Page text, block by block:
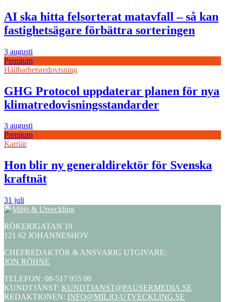
AI ska hitta felsorterat matavfall – så kan
fastighetsägare förbättra sorteringen
3 augusti
Premium
Hållbarhetsredovisning
GHG Protocol uppdaterar planen för nya
klimatredovisningsstandarder
3 augusti
Premium
Karriär
Hon blir ny generaldirektör för Svenska
kraftnät
31 juli
RÖKERIGATAN 19
121 62 JOHANNESHOV
CHEFREDAKTÖR & ANSVARIG UTGIVARE:
JON RÖHNE
TELEFON: 08-517 955 00
KUNDTJÄNST: KUNDTJANST@PAUSERMEDIA.SE
REDAKTIONEN: INFO@MILJO-UTVECKLING.SE